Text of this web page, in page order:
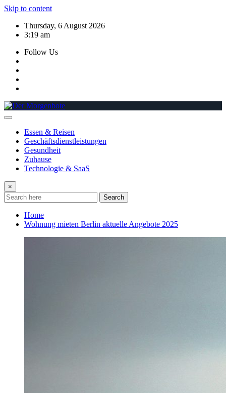
Skip to content
Thursday, 6 August 2026
3:19 am
Follow Us
Essen & Reisen
Geschäftsdienstleistungen
Gesundheit
Zuhause
Technologie & SaaS
×
Search
Home
Wohnung mieten Berlin aktuelle Angebote 2025